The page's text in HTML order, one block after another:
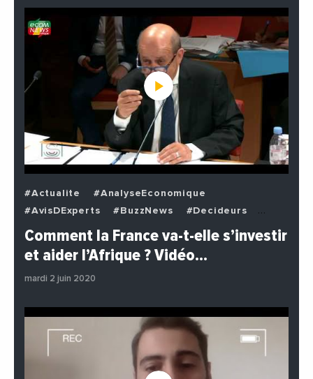
#Actualite
#AnalyseEconomique
#AvisDExperts
#BuzzNews
#Decideurs
#EchangesMediterraneens
#Economie
#Politique
Comment la France va-t-elle s’investir
et aider l’Afrique ? Vidéo…
mardi 2 juin 2020